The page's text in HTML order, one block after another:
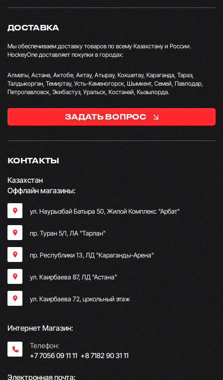
КОНТАКТЫ
Казахстан
Оффлайн магазины:
ул. Наурызбай Батыра 50, Жилой Комплекс "Арбат"
пр. Туран 5/1, ЛА "Тарлан"
пр. Республики 13, ​ЛД "Караганды-Арена"
ул. Каирбаева 87, ЛД "Астана"
ул. Каирбаева 72, цокольный этаж
Интернет Магазин:
Телефон:
+7 7056 09 11 11; +8 7182 90 31 11
Электронная почта:
ДОСТАВКА
Мы обеспечиваем доставку товаров по всему Казахстану и России.
HockeyOne доставляет покупки в городах:
Алматы, Астана, Актобе, Актау, Атырау, Кокшетау, Караганда, Тараз,
Талдыкорган, Темиртау, Усть-Каменогорск, Шымкент, Семей, Павлодар,
Петропавловск, Экибастуз, Уральск, Костанай, Кызылорда.
ЗАДАТЬ ВОПРОС